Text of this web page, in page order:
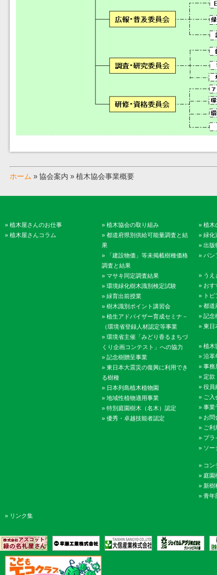
ホーム » 協会案内 » 植木協会事業概要
» 植木屋さんのお仕事
» 植木屋さんコラム
» 植木協会の取り組み
» 都道府県別供給可能量調査と結
果
»
「建設物価」等未掲載樹種価格
調査と結果
» マサキ同定調査結果
» 環境緑化樹木識別検定試験
» 緑育出前授業
» 樹木識別ポイント講習会
» 植生アドバイザー育成セミナ－
（環境省登録人材認定等事業
» 環境省主催「みどり香るまちづ
くり企画コンテスト」への協力
» 記念樹贈呈事業
» 東日本大震災の復興に利用でき
る樹種
» 日本列島植木植物園
» 地域性植物適用事業
» 特別庭園樹木（名木）認定
» 優秀・卓越技能者認定
» 植木
» 緑化
» 出版
» パン
» うえ
» おす
» ト
» 都道
» 記念
» 東日
» 植木
» 沿革
» 事務
» 定款
» 役員
» ご入
» 事業
» お問
» ご利
» プラ
» ソー
» コン
» 庭園
» 新樹
» 青年
» リンク集